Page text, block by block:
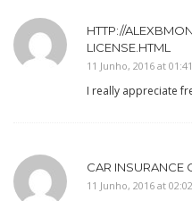
HTTP://
LICENSE.HTML
11 Junho, 2016 at 01:41
I really appreciate
CAR INSURANCE
11 Junho, 2016 at 02:02